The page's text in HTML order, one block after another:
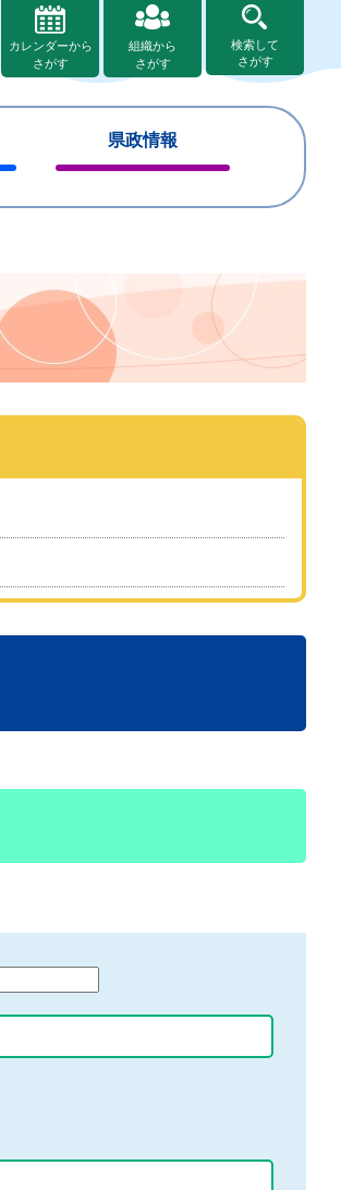
カレンダーから
さがす
組織から
さがす
検索して
さがす
県政情報
じ